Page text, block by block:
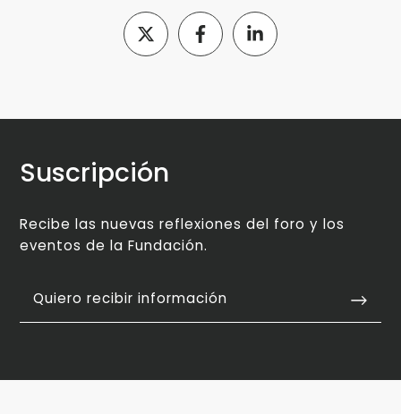
Suscripción
Recibe las nuevas reflexiones del foro y los
eventos de la Fundación.
Quiero recibir información